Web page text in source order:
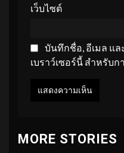
เว็บไซต์
บันทึกชื่อ, อีเมล แ
เบราว์เซอร์นี้ สำหรับ
MORE STORIES